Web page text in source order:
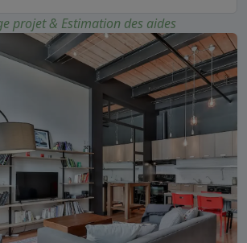
projet & Estimation des aides